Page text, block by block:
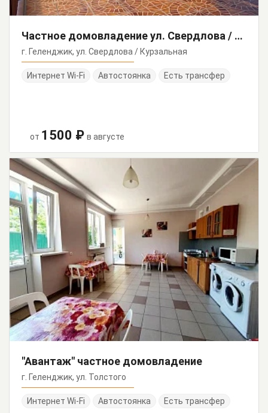
Частное домовладение ул. Свердлова / Курзальная
г. Геленджик, ул. Свердлова / Курзальная
Интернет Wi-Fi Автостоянка Есть трансфер
от 1500 ₽ в августе
"Авантаж" частное домовладение
г. Геленджик, ул. Толстого
Интернет Wi-Fi Автостоянка Есть трансфер